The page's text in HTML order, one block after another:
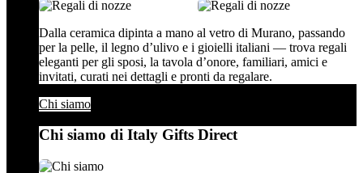
Dalla ceramica dipinta a mano al vetro di Murano, passando
per la pelle, il legno d’ulivo e i gioielli italiani — trova regali
eleganti per gli sposi, la tavola d’onore, familiari, amici e
invitati, curati nei dettagli e pronti da regalare.
Chi siamo
Chi siamo di Italy Gifts Direct